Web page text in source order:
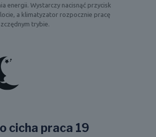
energii. Wystarczy nacisnąć przycisk
a klimatyzator rozpocznie pracę
trybie.
cicha praca 19